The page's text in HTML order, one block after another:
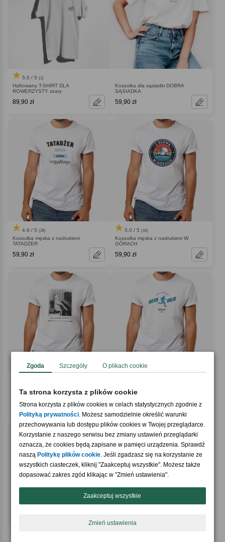
5.0 / 5 (1)
Haftowany T-SHIRT DLA
ROWERZYSTY szary
89,90 zł
Koszulka dla sąsiadki DOBRA
SĄSIADKA
59,90 zł
4.9 / 5 (26)
Koszulka męska z nadrukiem
TATADŻER
59,90 zł
5.0 / 5 (10)
Koszulka męska z nadrukiem W
GÓRACH
59,90 zł
Męska koszulka ze zdjęciem DUŻA
FOTKA t-shirt urodzinowy
59,90 zł
Koszulka męska z nadrukiem PREZENT
DLA BIEGACZA
59,90 zł
Zgoda Szczegóły O plikach cookie
Ta strona korzysta z plików cookie
Strona korzysta z plików cookies w celach statystycznych zgodnie z
Polityką prywatności. Możesz samodzielnie określić warunki
przechowywania lub dostępu plików cookies w Twojej przeglądarce.
Korzystanie z naszego serwisu bez zmiany ustawień przeglądarki
oznacza, że cookies będą zapisane w pamięci urządzenia. Sprawdź
naszą Politykę plików cookie. Jeśli zgadzasz się na korzystanie ze
wszystkich ciasteczek, kliknij "Zaakceptuj wszystkie". Możesz także
dopasować zakres zgód klikając w "Zmień ustawienia".
Zaakceptuj wszystkie
Zmień ustawienia